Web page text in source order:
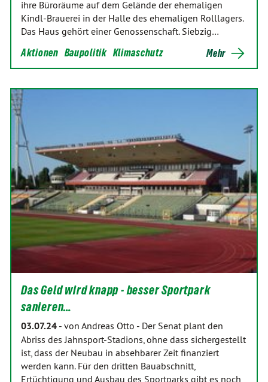
ihre Büroräume auf dem Gelände der ehemaligen
Kindl-Brauerei in der Halle des ehemaligen Rolllagers.
Das Haus gehört einer Genossenschaft. Siebzig…
Aktionen Baupolitik Klimaschutz Mehr
Das Geld wird knapp - besser Sportpark
sanieren…
03.07.24 - von Andreas Otto - Der Senat plant den
Abriss des Jahnsport-Stadions, ohne dass sichergestellt
ist, dass der Neubau in absehbarer Zeit finanziert
werden kann. Für den dritten Bauabschnitt,
Ertüchtigung und Ausbau des Sportparks gibt es noch